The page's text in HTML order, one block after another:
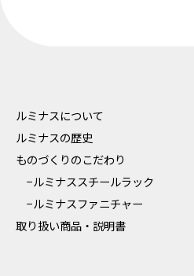
ルミナスについて
ルミナスの歴史
ものづくりのこだわり
−ルミナススチールラック
−ルミナスファニチャー
取り扱い商品・説明書